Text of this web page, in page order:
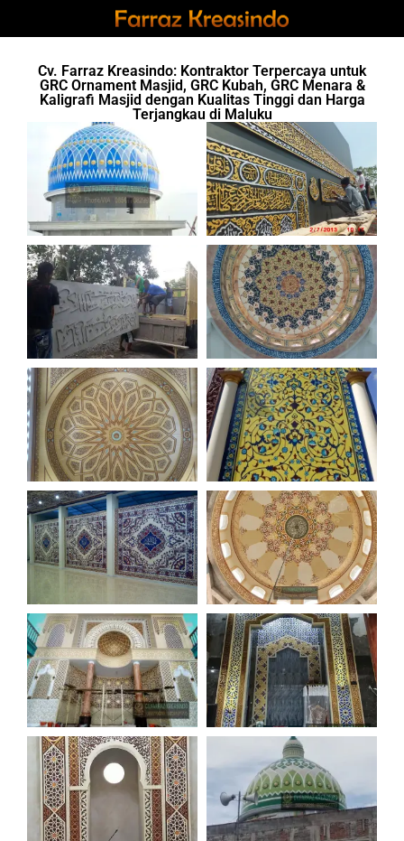
Cv. Farraz Kreasindo: Kontraktor Terpercaya untuk
GRC Ornament Masjid, GRC Kubah, GRC Menara &
Kaligrafi Masjid dengan Kualitas Tinggi dan Harga
Terjangkau di Maluku